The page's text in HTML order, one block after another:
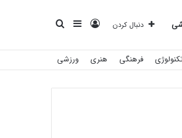
برای
سایدبار ورود دنبال کردن
فرهنگی هنری ورزشی